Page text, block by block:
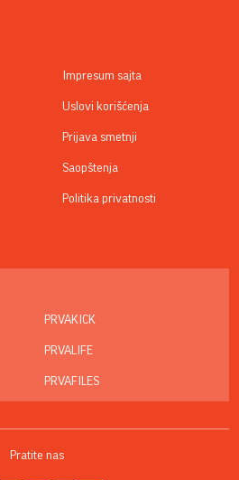
Impresum sajta
Uslovi korišćenja
Prijava smetnji
Saopštenja
Politika privatnosti
PRVAKICK
PRVALIFE
PRVAFILES
Pratite nas